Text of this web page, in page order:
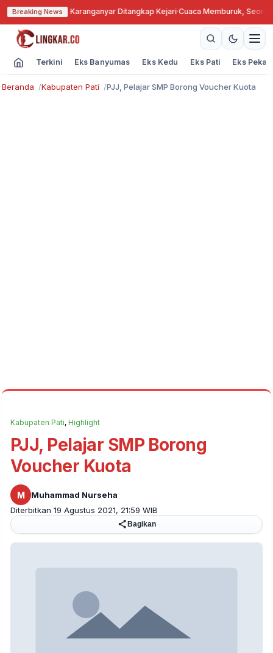
Breaking News
Kades Karanganyar Ditangkap Kejari·Cuaca Memburuk, Seorang
Terkini Eks Banyumas Eks Kedu Eks Pati Eks
Beranda Kabupaten Pati PJJ, Pelajar SMP Borong Voucher Kuota
Kabupaten Pati, Highlight
PJJ, Pelajar SMP Borong
Voucher Kuota
M
Muhammad Nurseha
Diterbitkan 19 Agustus 2021, 21:59 WIB
Bagikan